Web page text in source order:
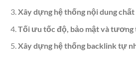
Xây dựng hệ thống nội dung
Tối ưu tốc độ, bảo mật và tương
Xây dựng hệ thống backlink tự